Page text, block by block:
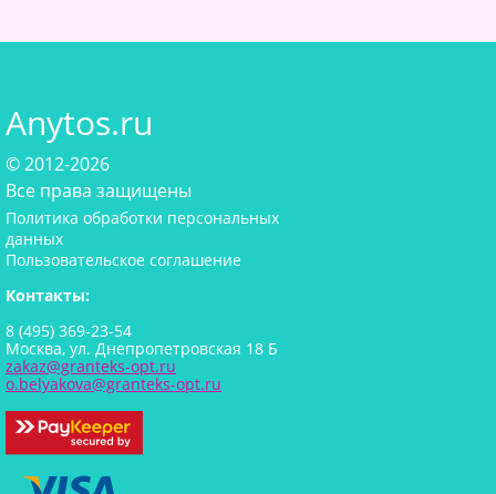
Anytos.ru
© 2012-2026
Все права защищены
Политика обработки персональных
данных
Пользовательское соглашение
Контакты:
8 (495) 369-23-54
Москва, ул. Днепропетровская 18 Б
zakaz@granteks-opt.ru
o.belyakova@granteks-opt.ru